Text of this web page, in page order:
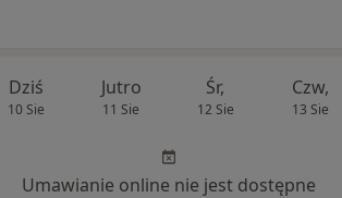
Dziś
10 Sie
Jutro
11 Sie
Śr,
12 Sie
Czw,
13 Sie
Umawianie online nie jest dostępne